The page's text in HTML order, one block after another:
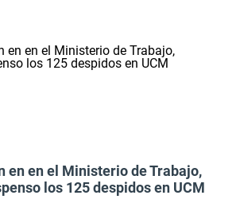
en en el Ministerio de Trabajo,
los 125 despidos en UCM